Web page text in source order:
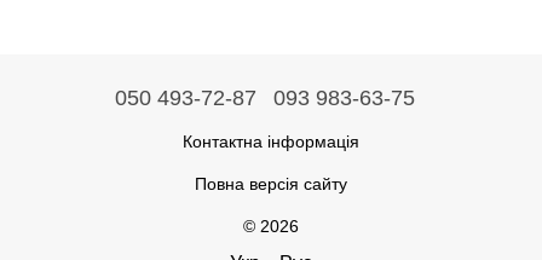
050 493-72-87 093 983-63-75
Контактна інформація
Повна версія сайту
© 2026